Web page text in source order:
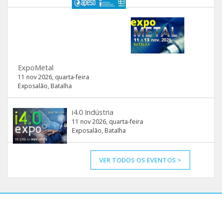
ExpoMetal
11 nov 2026, quarta-feira
Exposalão, Batalha
i4.0 Indústria
11 nov 2026, quarta-feira
Exposalão, Batalha
VER TODOS OS EVENTOS >